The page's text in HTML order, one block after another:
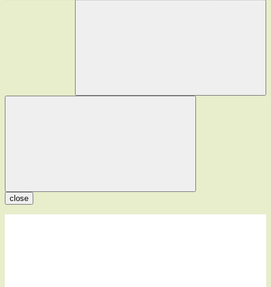
close